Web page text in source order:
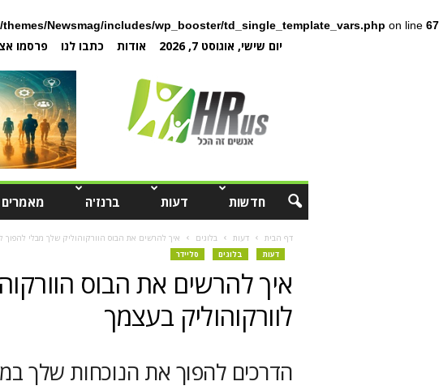
Newsmag/includes/wp_booster/td_single_template_vars.php on line 67
יום שישי, אוגוסט 7, 2026 אודות כתבו לנו פרסמו
חדשות דעות ברנז'ה מאמרים
דף הבית דעות בלוגים איך להרשים את הבוס הוורקוהוליק שלך מבלי להפוך
דעות בלוגים סליידר
איך להרשים את הבוס
לוורקוהוליק בעצמך
הדרכים להפוך את הנוכחות שלך